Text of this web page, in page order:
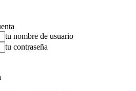
tu nombre de usuario
tu contraseña